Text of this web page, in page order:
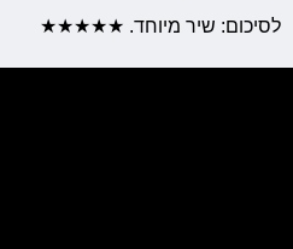
לסיכום: שיר מיוחד. ★★★★★